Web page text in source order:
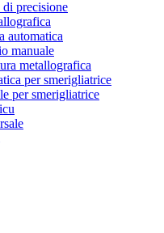
precisione
automatica
manuale
metallografica
per smerigliatrice
per smerigliatrice